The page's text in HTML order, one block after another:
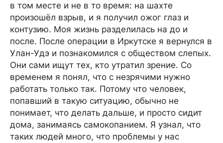
в том месте и не в то время: на шахте
произошёл взрыв, и я получил ожог глаз и
контузию. Моя жизнь разделилась на до и
после. После операции в Иркутске я вернулся в
Улан-Удэ и познакомился с обществом слепых.
Они сами ищут тех, кто утратил зрение. Со
временем я понял, что с незрячими нужно
работать только так. Потому что человек,
попавший в такую ситуацию, обычно не
понимает, что делать дальше, и просто сидит
дома, занимаясь самокопанием. Я узнал, что
таких людей много, что проблемы у нас